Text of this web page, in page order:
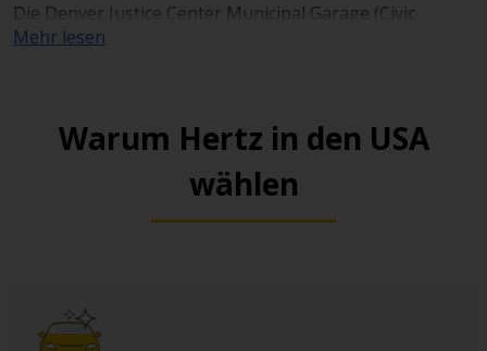
Die Denver Justice Center Municipal Garage (Civic
Center / Downtown) eignet sich für Tagespläne in der
eine Ladestation für Elektrofahrzeuge.
Das Cultural Center Complex Garage (Golden Triangle /
Mehr lesen
Warum Hertz in den USA
wählen